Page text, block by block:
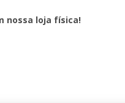
nossa loja física!